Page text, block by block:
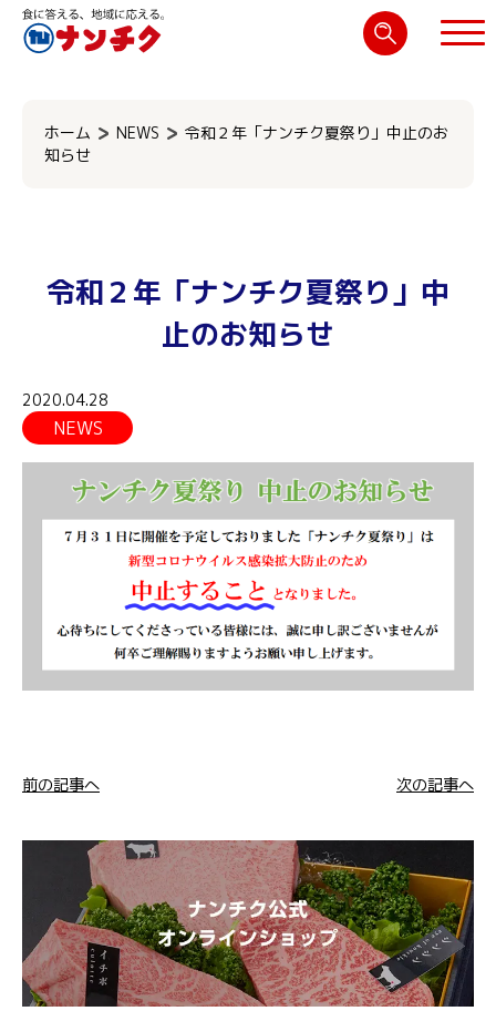
ホーム NEWS
令和２年「ナンチク夏祭り」中止のお
知らせ
令和２年「ナンチク夏祭り」中
止のお知らせ
2020.04.28
NEWS
前の記事へ 次の記事へ